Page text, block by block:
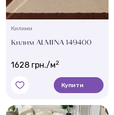
Килими
Килим ALMINA 149400
1628 грн./м2
Купити